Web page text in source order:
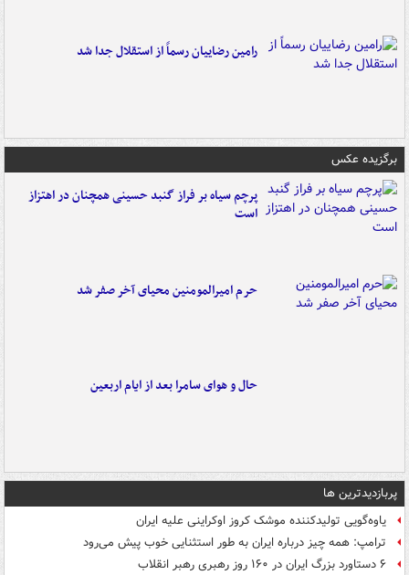
رامین رضاییان رسماً از استقلال جدا شد
برگزیده عکس
پرچم سیاه بر فراز گنبد حسینی همچنان در اهتزاز
است
حرم امیرالمومنین محیای آخر صفر شد
حال و هوای سامرا بعد از ایام اربعین
پربازدیدترین ها
یاوه‌گویی تولیدکننده موشک کروز اوکراینی علیه ایران
ترامپ: همه چیز درباره ایران به طور استثنایی خوب پیش می‌رود
۶ دستاورد بزرگ ایران در ۱۶۰ روز رهبری رهبر انقلاب